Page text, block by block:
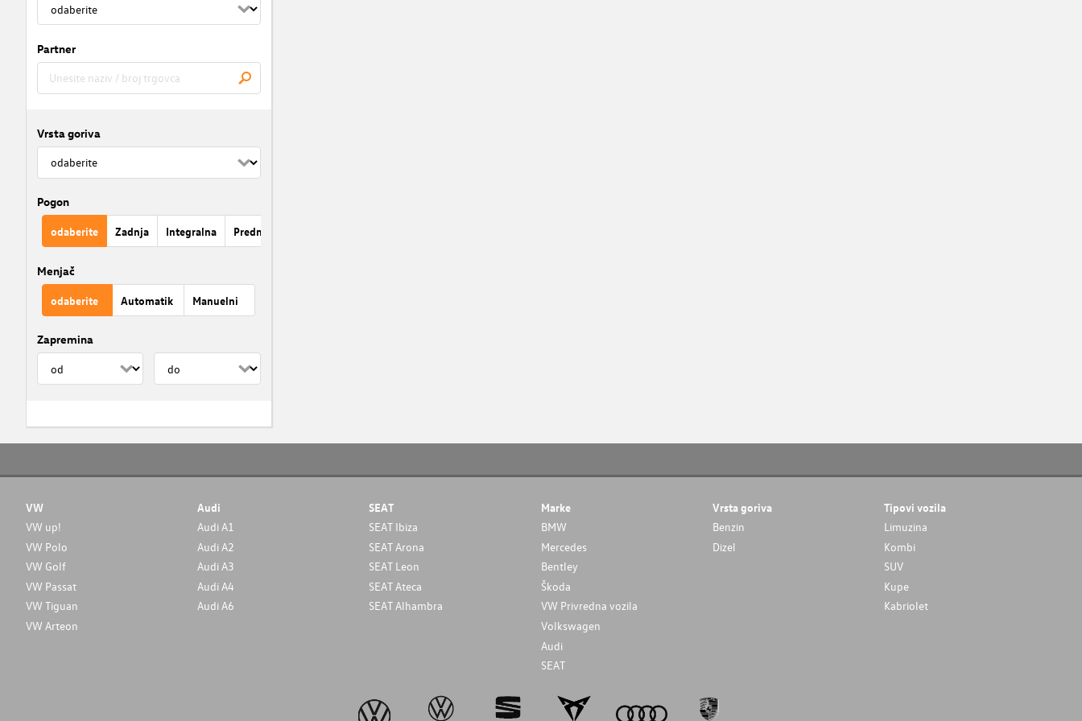
Partner
Vrsta goriva
Pogon
odaberite Zadnja Integralna Prednja
Menjač
odaberite Automatik Manuelni
Zapremina
VW
VW up!
VW Polo
VW Golf
VW Passat
VW Tiguan
VW Arteon
Audi
Audi A1
Audi A2
Audi A3
Audi A4
Audi A6
SEAT
SEAT Ibiza
SEAT Arona
SEAT Leon
SEAT Ateca
SEAT Alhambra
Marke
BMW
Mercedes
Bentley
Škoda
VW Privredna vozila
Volkswagen
Audi
SEAT
Vrsta goriva
Benzin
Dizel
Tipovi vozila
Limuzina
Kombi
SUV
Kupe
Kabriolet